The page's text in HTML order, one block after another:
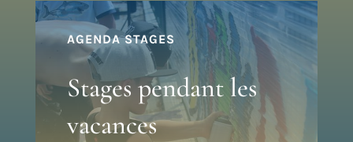
AGENDA STAGES
Stages pendant les
vacances